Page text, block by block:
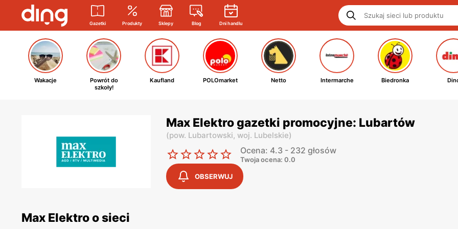
Gazetki Produkty Sklepy Blog Dni handlu
Wakacje
Powrót do
szkoły!
Kaufland POLOmarket Netto Intermarche Biedronka
Max Elektro gazetki promocyjne: Lubartów
(pow. Lubartowski, woj. Lubelskie)
Ocena: 4.3 - 232 głosów
Twoja ocena: 0.0
OBSERWUJ
Max Elektro o sieci